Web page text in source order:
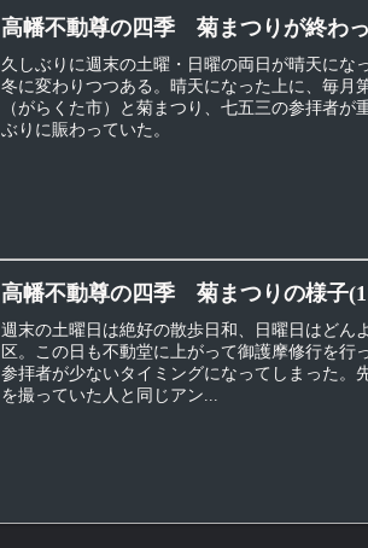
高幡不動尊の四季 菊まつりが終わ
久しぶりに週末の土曜・日曜の両日が晴天にな
冬に変わりつつある。晴天になった上に、毎月
（がらくた市）と菊まつり、七五三の参拝者が
ぶりに賑わっていた。
高幡不動尊の四季 菊まつりの様子
週末の土曜日は絶好の散歩日和、日曜日はどん
区。この日も不動堂に上がって御護摩修行を行
参拝者が少ないタイミングになってしまった。
を撮っていた人と同じアン...